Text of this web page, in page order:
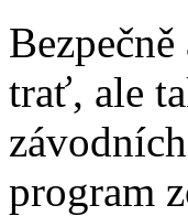
trať, ale
program